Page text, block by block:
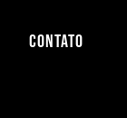
CONTATO